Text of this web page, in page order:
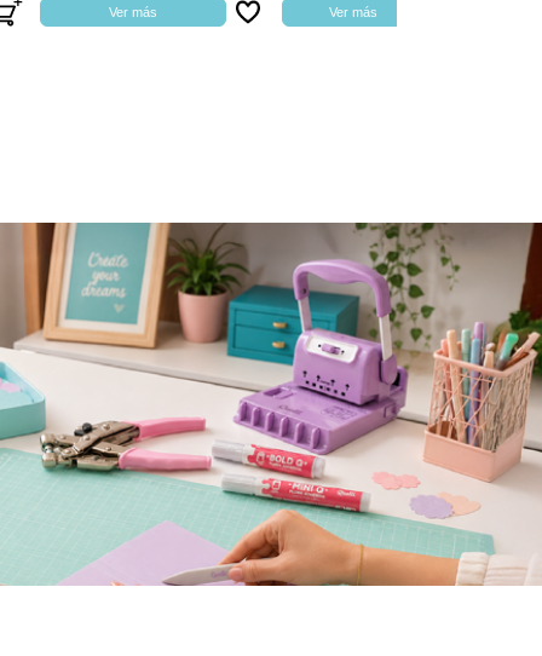
Ver más Ver más